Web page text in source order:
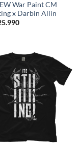
War Paint CM
x Darbin Allin